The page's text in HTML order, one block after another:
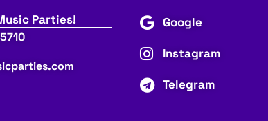
Parties! Google
Instagram
Telegram